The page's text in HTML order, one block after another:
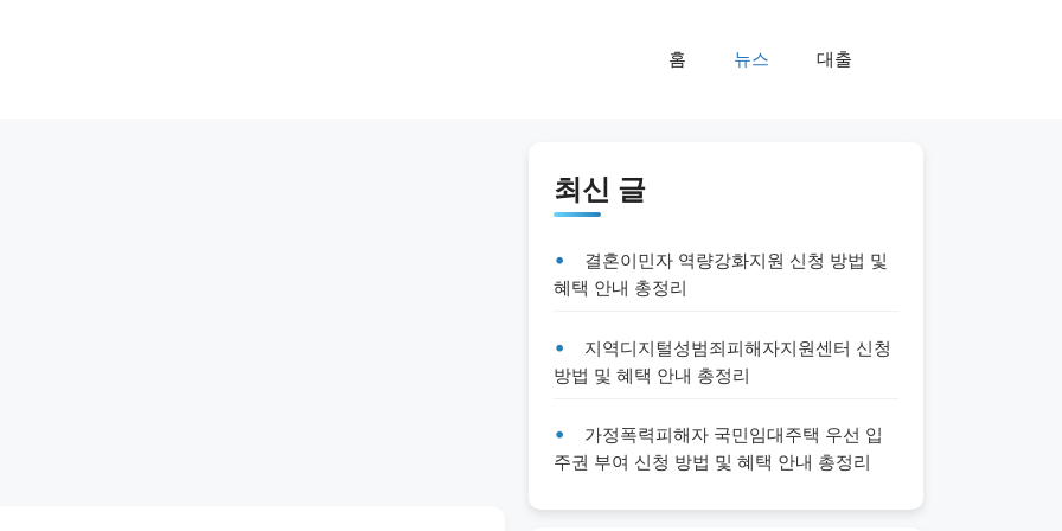
홈 뉴스 대출
최신 글
결혼이민자 역량강화지원 신청 방법 및
혜택 안내 총정리
지역디지털성범죄피해자지원센터 신청
방법 및 혜택 안내 총정리
가정폭력피해자 국민임대주택 우선 입
주권 부여 신청 방법 및 혜택 안내 총정리